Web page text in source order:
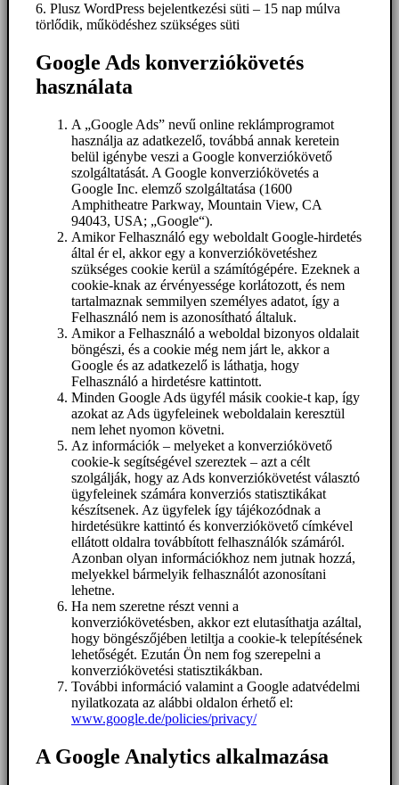
6. Plusz WordPress bejelentkezési süti – 15 nap múlva
törlődik, működéshez szükséges süti
Google Ads konverziókövetés
használata
A „Google Ads” nevű online reklámprogramot
használja az adatkezelő, továbbá annak keretein
belül igénybe veszi a Google konverziókövető
szolgáltatását. A Google konverziókövetés a
Google Inc. elemző szolgáltatása (1600
Amphitheatre Parkway, Mountain View, CA
94043, USA; „Google“).
Amikor Felhasználó egy weboldalt Google-hirdetés
által ér el, akkor egy a konverziókövetéshez
szükséges cookie kerül a számítógépére. Ezeknek a
cookie-knak az érvényessége korlátozott, és nem
tartalmaznak semmilyen személyes adatot, így a
Felhasználó nem is azonosítható általuk.
Amikor a Felhasználó a weboldal bizonyos oldalait
böngészi, és a cookie még nem járt le, akkor a
Google és az adatkezelő is láthatja, hogy
Felhasználó a hirdetésre kattintott.
Minden Google Ads ügyfél másik cookie-t kap, így
azokat az Ads ügyfeleinek weboldalain keresztül
nem lehet nyomon követni.
Az információk – melyeket a konverziókövető
cookie-k segítségével szereztek – azt a célt
szolgálják, hogy az Ads konverziókövetést választó
ügyfeleinek számára konverziós statisztikákat
készítsenek. Az ügyfelek így tájékozódnak a
hirdetésükre kattintó és konverziókövető címkével
ellátott oldalra továbbított felhasználók számáról.
Azonban olyan információkhoz nem jutnak hozzá,
melyekkel bármelyik felhasználót azonosítani
lehetne.
Ha nem szeretne részt venni a
konverziókövetésben, akkor ezt elutasíthatja azáltal,
hogy böngészőjében letiltja a cookie-k telepítésének
lehetőségét. Ezután Ön nem fog szerepelni a
konverziókövetési statisztikákban.
További információ valamint a Google adatvédelmi
nyilatkozata az alábbi oldalon érhető el:
www.google.de/policies/privacy/
A Google Analytics alkalmazása